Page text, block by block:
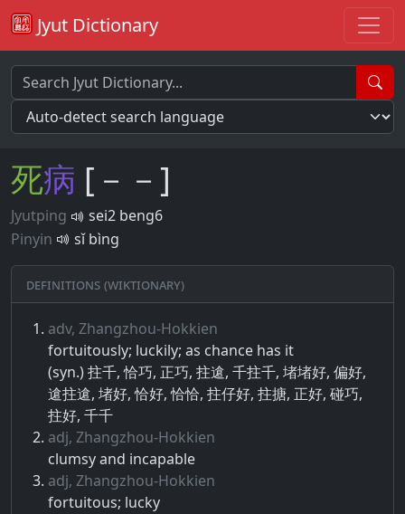
Jyut Dictionary
死病 [－－]
Jyutping
sei2 beng6
Pinyin
sǐ bìng
Definitions (Wiktionary)
adv, Zhangzhou-Hokkien
fortuitously; luckily; as chance has it
(syn.) 拄千, 恰巧, 正巧, 拄䢢, 千拄千, 堵堵好, 偏好,
䢢拄䢢, 堵好, 恰好, 恰恰, 拄仔好, 拄搪, 正好, 碰巧,
拄好, 千千
adj, Zhangzhou-Hokkien
clumsy and incapable
adj, Zhangzhou-Hokkien
fortuitous; lucky